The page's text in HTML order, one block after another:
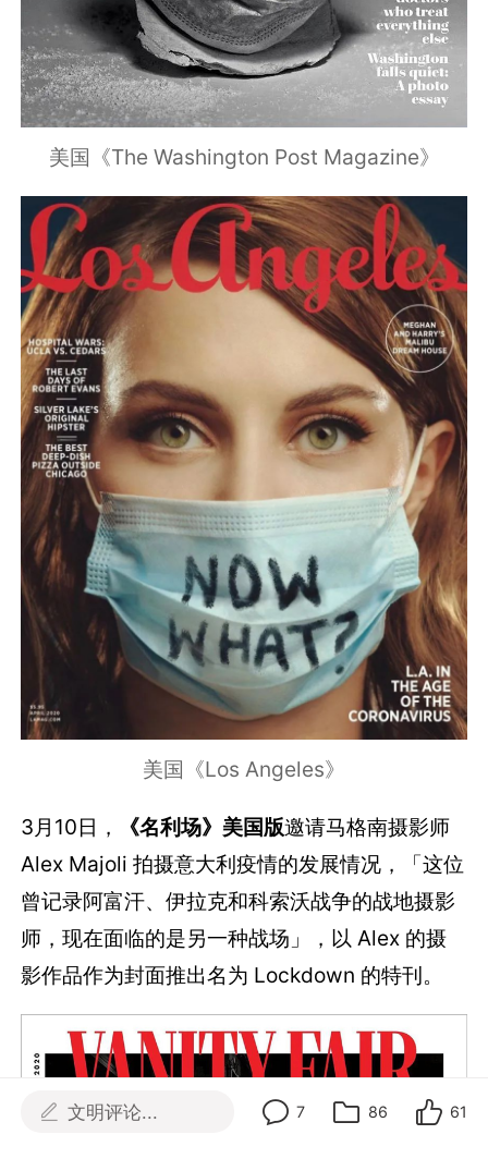
美国《The Washington Post Magazine》
美国《Los Angeles》
3月10日， 《名利场》美国版邀请马格南摄影师
Alex Majoli 拍摄意大利疫情的发展情况，「这位
曾记录阿富汗、伊拉克和科索沃战争的战地摄影
师，现在面临的是另一种战场」，以 Alex 的摄
影作品作为封面推出名为 Lockdown 的特刊。
文明评论... 7 86 61